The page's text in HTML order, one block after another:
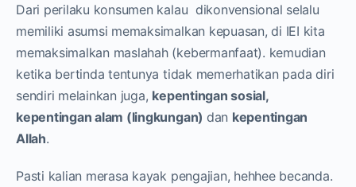
Dari perilaku konsumen kalau dikonvensional selalu
memiliki asumsi memaksimalkan kepuasan, di IEI kita
memaksimalkan maslahah (kebermanfaat). kemudian
ketika bertinda tentunya tidak memerhatikan pada diri
sendiri melainkan juga, kepentingan sosial,
kepentingan alam (lingkungan) dan kepentingan
Allah.
Pasti kalian merasa kayak pengajian, hehhee becanda.